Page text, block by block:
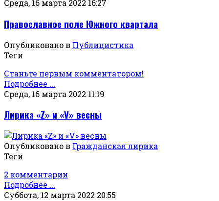
Среда, 16 марта 2022 16:27
Православное поле Южного квартала
Опубликовано в Публицистика
Теги
Станьте первым комментатором!
Подробнее ...
Среда, 16 марта 2022 11:19
Лирика «Z» и «V» весны
Опубликовано в Гражданская лирика
Теги
2 комментарии
Подробнее ...
Суббота, 12 марта 2022 20:55